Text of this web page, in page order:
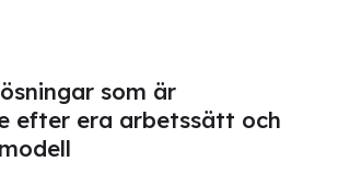
som är
efter era arbetssätt och